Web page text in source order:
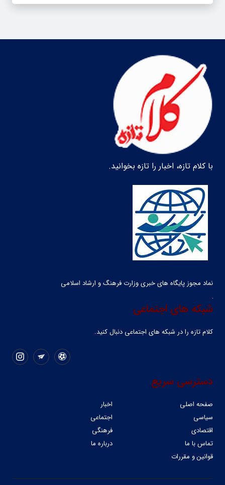
با کلام تازه، اخبار را تازه بخوانید.
نماد مجوز پایگاه های خبری وزارت فرهنگ و ارشاد اسلامی
شبکه های اجتماعی
کلام تازه را در شبکه ‌های اجتماعی دنبال کنید.
دسترسی سریع
صفحه اصلی
اخبار
سیاسی
اجتماعی
اقتصادی
فرهنگی
تماس با ما
درباره ما
قوانین و مقررات